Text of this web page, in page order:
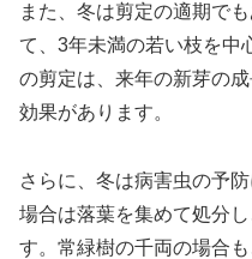
また、冬は剪定の適期で
て、3年未満の若い枝を中
の剪定は、来年の新芽の
効果があります。
さらに、冬は病害虫の予
場合は落葉を集めて処分
す。常緑樹の千両の場合